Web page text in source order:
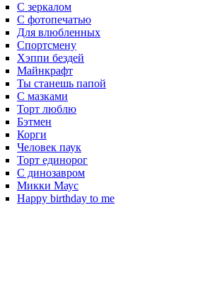
С зеркалом
С фотопечатью
Для влюбленных
Спортсмену
Хэппи бездей
Майнкрафт
Ты станешь папой
С мазками
Торт люблю
Бэтмен
Корги
Человек паук
Торт единорог
С динозавром
Микки Маус
Happy birthday to me